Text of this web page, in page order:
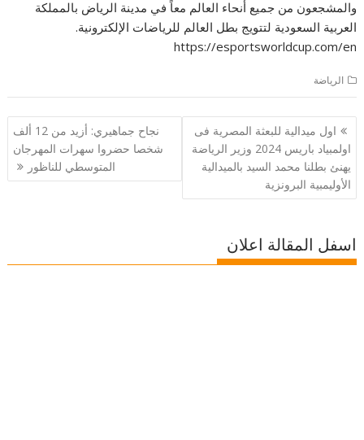
والمشجعون من جميع أنحاء العالم معاً في مدينة الرياض بالمملكة
العربية السعودية لتتويج بطل العالم للرياضات الإلكترونية.
https://esportsworldcup.com/en
الرياضة
تصفّح
المقالات
اول ميدالية للبعثة المصرية فى
اولمبياد باريس 2024 وزير الرياضة
يهنئ بطلنا محمد السيد بالميدالية
الأوليمبية البرونزية
نجاح جماهيري: أزيد من 12 ألف
شخصا حضروا سهرات المهرجان
المتوسطي للناظور‎
اسفل المقالة اعلان